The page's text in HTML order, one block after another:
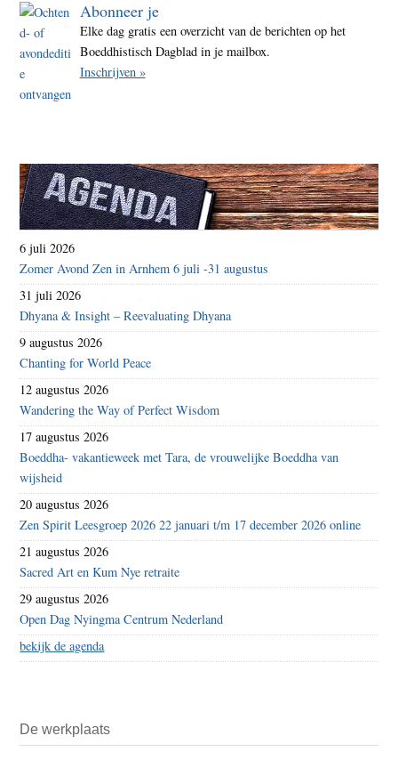
Abonneer je
Elke dag gratis een overzicht van de berichten op het
Boeddhistisch Dagblad in je mailbox.
Inschrijven »
6 juli 2026
Zomer Avond Zen in Arnhem 6 juli -31 augustus
31 juli 2026
Dhyana & Insight – Reevaluating Dhyana
9 augustus 2026
Chanting for World Peace
12 augustus 2026
Wandering the Way of Perfect Wisdom
17 augustus 2026
Boeddha- vakantieweek met Tara, de vrouwelijke Boeddha van
wijsheid
20 augustus 2026
Zen Spirit Leesgroep 2026 22 januari t/m 17 december 2026 online
21 augustus 2026
Sacred Art en Kum Nye retraite
29 augustus 2026
Open Dag Nyingma Centrum Nederland
bekijk de agenda
De werkplaats